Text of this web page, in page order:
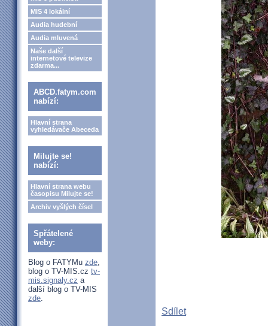
MIS 4 lokální
Audia hudební
Audia mluvená
Naše další
internetové televize
zdarma...
ABCD.fatym.com
nabízí:
Hlavní strana
vyhledávače Abeceda
Milujte se!
nabízí:
Hlavní strana webu
časopisu Milujte se!
Archiv vyšlých čísel
Spřátelené
weby:
Blog o FATYMu zde,
blog o TV-MIS.cz tv-
mis.signaly.cz a
další blog o TV-MIS
zde.
Sdílet